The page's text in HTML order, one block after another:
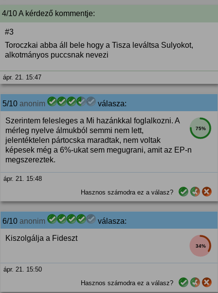
4/10 A kérdező kommentje:
#3
Toroczkai abba áll bele hogy a Tisza leváltsa Sulyokot,
alkotmányos puccsnak nevezi
ápr. 21. 15:47
5/10 anonim válasza:
75%
Szerintem felesleges a Mi hazánkkal foglalkozni. A
mérleg nyelve álmukból semmi nem lett,
jelentéktelen pártocska maradtak, nem voltak
képesek még a 6%-ukat sem megugrani, amit az EP-n
megszereztek.
ápr. 21. 15:48
Hasznos számodra ez a válasz?
6/10 anonim válasza:
34%
Kiszolgálja a Fideszt
ápr. 21. 15:50
Hasznos számodra ez a válasz?